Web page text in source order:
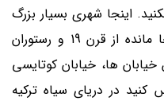
اینجا شهری بسیار بزرگ
است. شهری که دارای مناطقی بجا مانده از قرن 19 و رستوران
ها، خیابان کوتایسی
در دریای سیاه ترکیه